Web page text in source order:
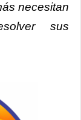
necesitan
sus